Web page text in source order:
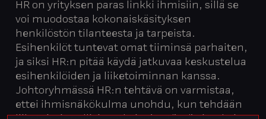
HR on yrityksen paras linkki ihmisiin, sillä se
voi muodostaa kokonaiskäsityksen
henkilöstön tilanteesta ja tarpeista.
Esihenkilöt tuntevat omat tiiminsä parhaiten,
ja siksi HR:n pitää käydä jatkuvaa keskustelua
esihenkilöiden ja liiketoiminnan kanssa.
Johtoryhmässä HR:n tehtävä on varmistaa,
ettei ihmisnäkökulma unohdu, kun tehdään